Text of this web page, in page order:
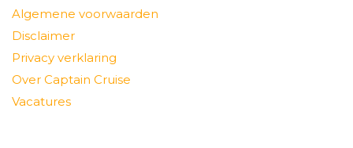
Algemene voorwaarden
Disclaimer
Privacy verklaring
Over Captain Cruise
Vacatures